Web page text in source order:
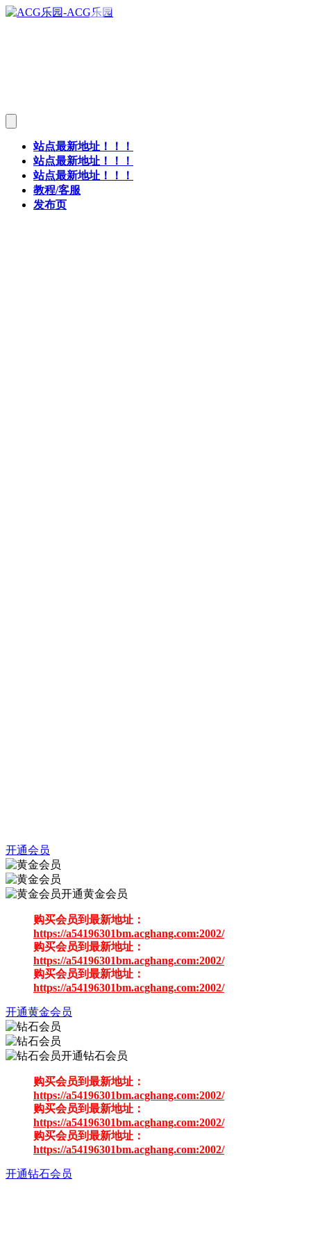
站点最新地址！！！
站点最新地址！！！
站点最新地址！！！
教程/客服
发布页
开通会员
开通黄金会员
购买会员到最新地址：
https://a54196301bm.acghang.com:2002/
购买会员到最新地址：
https://a54196301bm.acghang.com:2002/
购买会员到最新地址：
https://a54196301bm.acghang.com:2002/
开通黄金会员
开通钻石会员
购买会员到最新地址：
https://a54196301bm.acghang.com:2002/
购买会员到最新地址：
https://a54196301bm.acghang.com:2002/
购买会员到最新地址：
https://a54196301bm.acghang.com:2002/
开通钻石会员